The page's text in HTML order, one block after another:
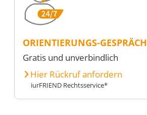
ORIENTIERUNGS-GESPRÄCH
Gratis und unverbindlich
Hier Rückruf anfordern
iurFRIEND Rechtsservice*